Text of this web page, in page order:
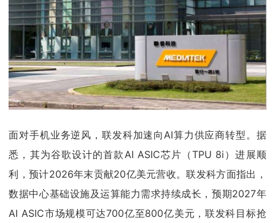
面对手机业务逆风，联发科加速向AI算力供应商转型。据
悉，其为谷歌设计的首款AI ASIC芯片（TPU 8i）进展顺
利，预计2026年末贡献20亿美元营收。联发科方面指出，
数据中心基础设施及运算能力需求持续成长，预期2027年
AI ASIC市场规模可达700亿至800亿美元，联发科目标抢